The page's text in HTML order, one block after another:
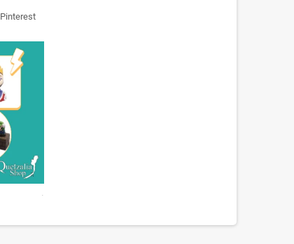
Pinterest
.